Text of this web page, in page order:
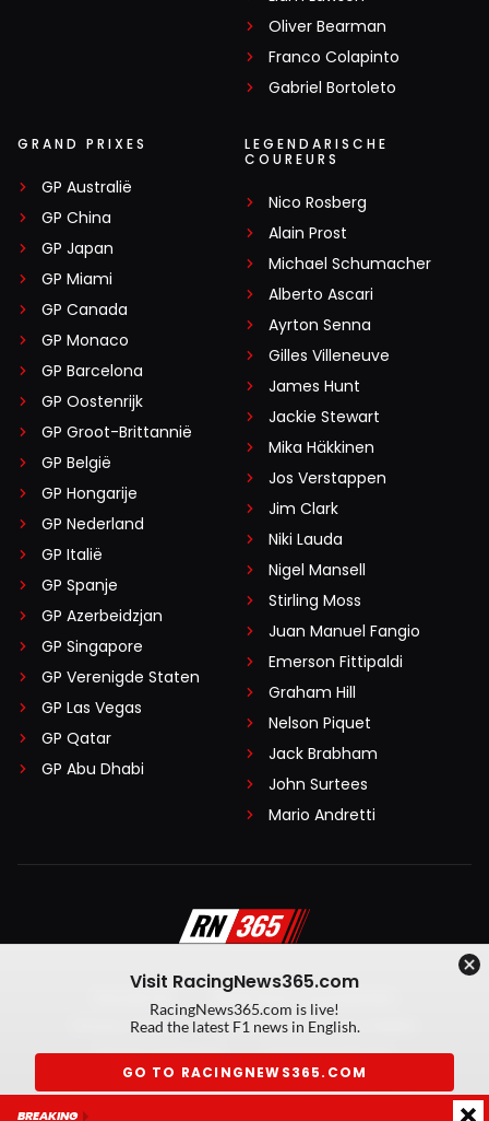
Oliver Bearman
Franco Colapinto
Gabriel Bortoleto
GRAND PRIXES
GP Australië
GP China
GP Japan
GP Miami
GP Canada
GP Monaco
GP Barcelona
GP Oostenrijk
GP Groot-Brittannië
GP België
GP Hongarije
GP Nederland
GP Italië
GP Spanje
GP Azerbeidzjan
GP Singapore
GP Verenigde Staten
GP Las Vegas
GP Qatar
GP Abu Dhabi
LEGENDARISCHE
COUREURS
Nico Rosberg
Alain Prost
Michael Schumacher
Alberto Ascari
Ayrton Senna
Gilles Villeneuve
James Hunt
Jackie Stewart
Mika Häkkinen
Jos Verstappen
Jim Clark
Niki Lauda
Nigel Mansell
Stirling Moss
Juan Manuel Fangio
Emerson Fittipaldi
Graham Hill
Nelson Piquet
Jack Brabham
John Surtees
Mario Andretti
Algemene voorwaarden
Privacy Policy
Created by On Your Marks
Privacy manager
Kansspeluitingen
Visit RacingNews365.com
RacingNews365.com is live!
Read the latest F1 news in English.
GO TO RACINGNEWS365.COM
BREAKING